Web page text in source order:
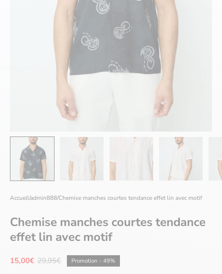
Accueil/admin888/Chemise manches courtes tendance effet lin avec motif
Chemise manches courtes tendance
effet lin avec motif
15,00€ 29,95€ Promotion - 49%